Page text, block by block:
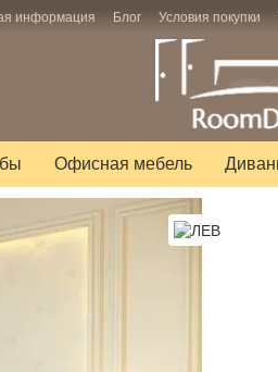
информация Блог Условия покупки
Офисная мебель